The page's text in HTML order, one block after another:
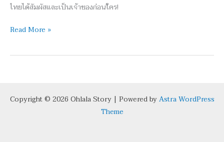
ไทยได้สัมผัสและเป็นเจ้าของก่อนใคร!
Journey’
Read More »
Copyright © 2026 Ohlala Story | Powered byAstra WordPress
Theme